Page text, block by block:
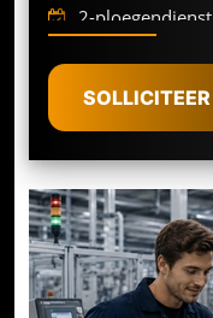
2-ploegendienst
SOLLICITEER